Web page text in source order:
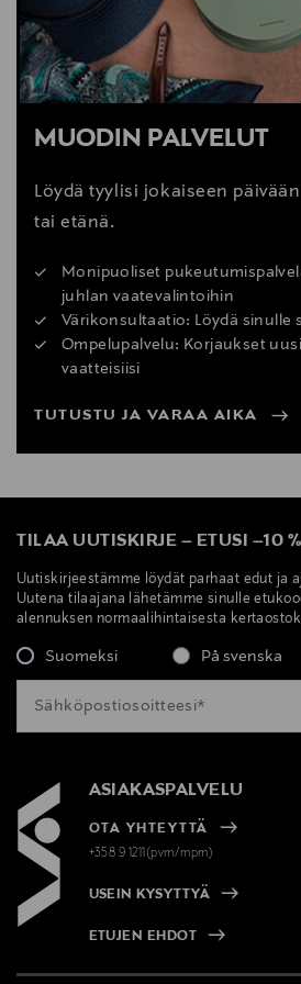
MUODIN PALVELUT
Löydä tyylisi jokaiseen
tai etänä.
Monipuoliset
juhlan vaatevalintoihin
Värikonsultaatio: Löydä sinulle
Ompelupalvelu: Korjaukset
vaatteisiisi
TUTUSTU JA VARAA AIKA
TILAA UUTISKIRJE – ETUSI –10 %
Uutiskirjeestämme löydät parhaat edut ja
Uutena tilaajana lähetämme sinulle
alennuksen normaalihintaisesta
Suomeksi På svenska
ASIAKASPALVELU
OTA YHTEYTTÄ
+358 9 1211(pvm/mpm)
USEIN KYSYTTYÄ
ETUJEN EHDOT